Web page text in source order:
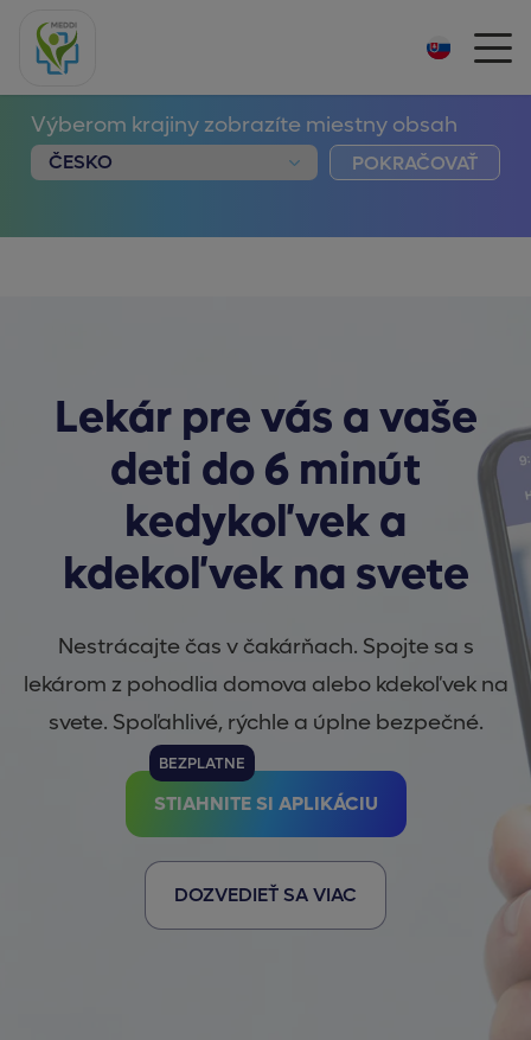
Výberom krajiny zobrazíte miestny obsah
POKRAČOVAŤ
Lekár pre vás a vaše
deti do 6 minút
kedykoľvek a
kdekoľvek na svete
Nestrácajte čas v čakárňach. Spojte sa s
lekárom z pohodlia domova alebo kdekoľvek na
svete. Spoľahlivé, rýchle a úplne bezpečné.
STIAHNITE SI APLIKÁCIU
BEZPLATNE
DOZVEDIEŤ SA VIAC